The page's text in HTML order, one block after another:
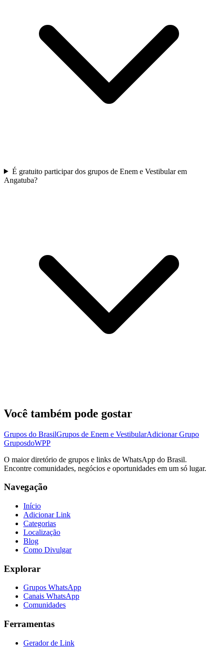
É gratuito participar dos grupos de Enem e Vestibular em
Angatuba?
Você também pode gostar
Grupos do BrasilGrupos de Enem e VestibularAdicionar Grupo
GruposdoWPP
O maior diretório de grupos e links de WhatsApp do Brasil.
Encontre comunidades, negócios e oportunidades em um só lugar.
Navegação
Início
Adicionar Link
Categorias
Localização
Blog
Como Divulgar
Explorar
Grupos WhatsApp
Canais WhatsApp
Comunidades
Ferramentas
Gerador de Link